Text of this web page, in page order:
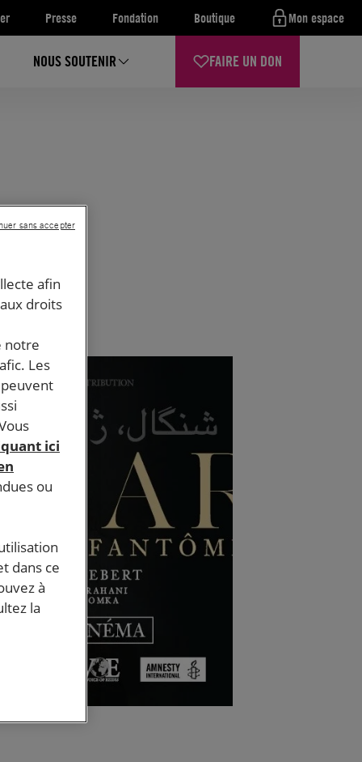
Presse Fondation Boutique Mon espace
NOUS SOUTENIR FAIRE UN DON
afin
droits
notre
Les
ici
ou
dans ce
à
la
sans accepter